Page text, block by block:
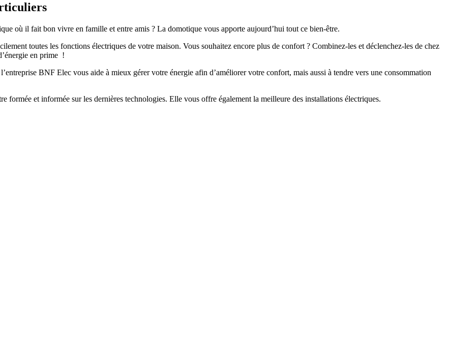
où il fait bon vivre en famille et entre amis ? La domotique vous apporte aujourd’hui tout ce bien-être.
toutes les fonctions électriques de votre maison. Vous souhaitez encore plus de confort ? Combinez-les et déclenchez-les de chez
en prime !
BNF Elec vous aide à mieux gérer votre énergie afin d’améliorer votre confort, mais aussi à tendre vers une consommation
formée et informée sur les dernières technologies. Elle vous offre également la meilleure des installations électriques.